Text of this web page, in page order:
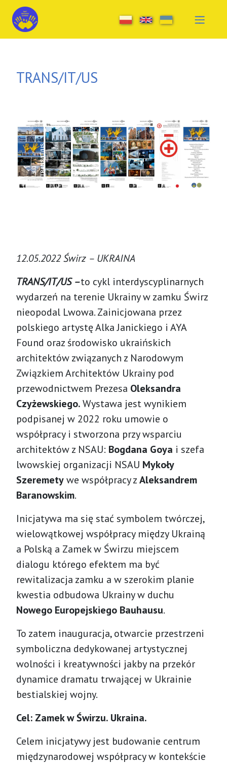
Skip to main content
TRANS/IT/US
12.05.2022 Świrz – UKRAINA
TRANS/IT/US –to cykl interdyscyplinarnych
wydarzeń na terenie Ukrainy w zamku Świrz
nieopodal Lwowa. Zainicjowana przez
polskiego artystę Alka Janickiego i AYA
Found oraz środowisko ukraińskich
architektów związanych z Narodowym
Związkiem Architektów Ukrainy pod
przewodnictwem Prezesa Oleksandra
Czyżewskiego.Wystawa jest wynikiem
podpisanej w 2022 roku umowie o
współpracy i stworzona przy wsparciu
architektów z NSAU: Bogdana Goya i szefa
lwowskiej organizacji NSAU Mykoły
Szeremetywe współpracy zAleksandrem
Baranowskim.
Inicjatywa ma się stać symbolem twórczej,
wielowątkowej współpracy między Ukrainą
a Polską a Zamek w Świrzu miejscem
dialogu którego efektem ma być
rewitalizacja zamku a w szerokim planie
kwestia odbudowa Ukrainy w duchu
Nowego Europejskiego Bauhausu.
To zatem inauguracja, otwarcie przestrzeni
symboliczna dedykowanej artystycznej
wolności i kreatywności jakby na przekór
dynamice dramatu trwającej w Ukrainie
bestialskiej wojny.
Cel: Zamek w Świrzu. Ukraina.
Celem inicjatywy jest budowanie centrum
międzynarodowej współpracy w kontekście